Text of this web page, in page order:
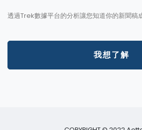
透過Trek數據平台的分析讓您知道你的新聞稿
我想了解